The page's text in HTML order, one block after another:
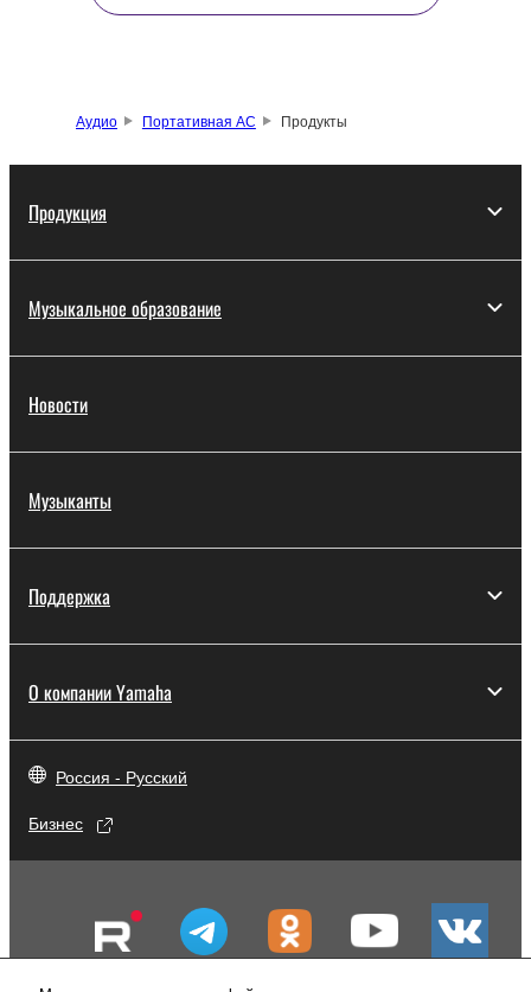
Аудио Портативная АС Продукты
Продукция
Музыкальное образование
Новости
Музыканты
Поддержка
О компании Yamaha
Россия - Русский
Бизнес